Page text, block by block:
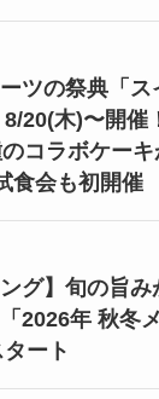
ツの祭典「
20(木)〜開催
コラボケーキ
食会も初開催
ング】旬の旨
2026年 秋冬
ート